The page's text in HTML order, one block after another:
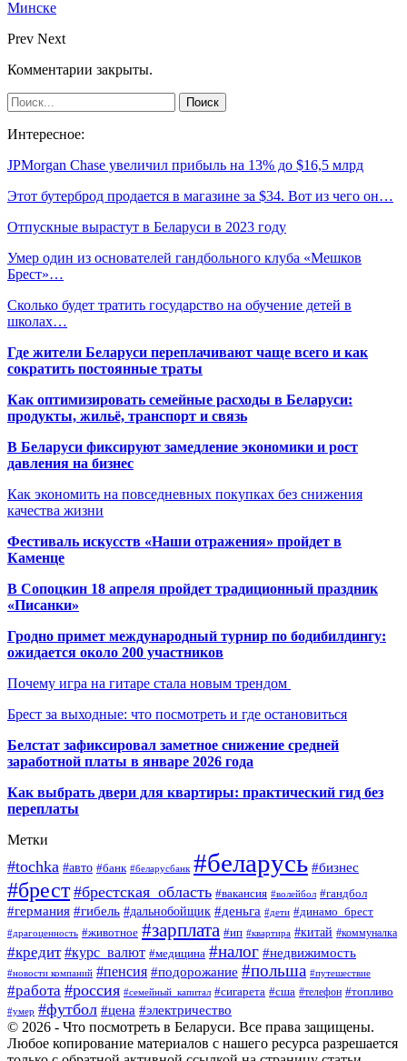
Минске
Prev Next
Комментарии закрыты.
Интересное:
JPMorgan Chase увеличил прибыль на 13% до $16,5 млрд
Этот бутерброд продается в магазине за $34. Вот из чего он…
Отпускные вырастут в Беларуси в 2023 году
Умер один из основателей гандбольного клуба «Мешков
Брест»…
Сколько будет тратить государство на обучение детей в
школах…
Где жители Беларуси переплачивают чаще всего и как
сократить постоянные траты
Как оптимизировать семейные расходы в Беларуси:
продукты, жильё, транспорт и связь
В Беларуси фиксируют замедление экономики и рост
давления на бизнес
Как экономить на повседневных покупках без снижения
качества жизни
Фестиваль искусств «Наши отражения» пройдет в
Каменце
В Сопоцкин 18 апреля пройдет традиционный праздник
«Писанки»
Гродно примет международный турнир по бодибилдингу:
ожидается около 200 участников
Почему игра на гитаре стала новым трендом
Брест за выходные: что посмотреть и где остановиться
Белстат зафиксировал заметное снижение средней
заработной платы в январе 2026 года
Как выбрать двери для квартиры: практический гид без
переплаты
Метки
#tochka #авто #банк #беларусбанк #беларусь #бизнес
#брест #брестская_область #вакансия #волейбол #гандбол
#германия #гибель #дальнобойщик #деньга #дети #динамо_брест
#драгоценность #животное #зарплата #ип #квартира #китай #коммуналка
#кредит #курс_валют #медицина #налог #недвижимость
#новости компаний #пенсия #подорожание #польша #путешествие
#работа #россия #семейный_капитал #сигарета #сша #телефон #топливо
#умер #футбол #цена #электричество
© 2026 - Что посмотреть в Беларуси. Все права защищены.
Любое копирование материалов с нашего ресурса разрешается